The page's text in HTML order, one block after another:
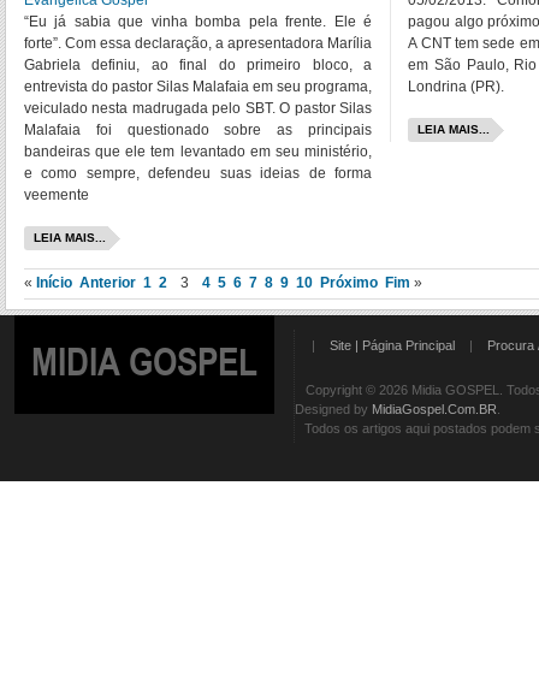
“Eu já sabia que vinha bomba pela frente. Ele é
forte”. Com essa declaração, a apresentadora Marília
Gabriela definiu, ao final do primeiro bloco, a
entrevista do pastor Silas Malafaia em seu programa,
veiculado nesta madrugada pelo SBT. O pastor Silas
Malafaia foi questionado sobre as principais
bandeiras que ele tem levantado em seu ministério,
e como sempre, defendeu suas ideias de forma
veemente
LEIA MAIS...
pagou algo
A CNT tem sede
em São Paulo,
Londrina (PR).
LEIA MAIS...
« Início Anterior 1 2 3 4 5 6 7 8 9 10 Próximo Fim »
MIDIA GOSPEL | Site | Página Principal | Procura
Copyright © 2026 Midia GOSPEL.
Designed by MidiaGospel.Com.BR
Todos os artigos aqui postados podem